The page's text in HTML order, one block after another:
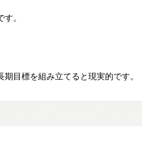
。
目標を組み立てると現実的です。